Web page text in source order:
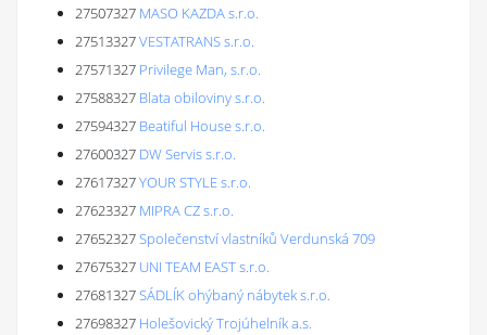
27507327 MASO KAZDA s.r.o.
27513327VESTATRANS s.r.o.
27571327 Privilege Man, s.r.o.
27588327 Blata obiloviny s.r.o.
27594327 Beatiful House s.r.o.
27600327 DW Servis s.r.o.
27617327YOUR STYLE s.r.o.
27623327 MIPRA CZ s.r.o.
27652327Společenství vlastníků Verdunská 709
27675327 UNI TEAM EAST s.r.o.
27681327SÁDLÍK ohýbaný nábytek s.r.o.
27698327 Holešovický Trojúhelník a.s.